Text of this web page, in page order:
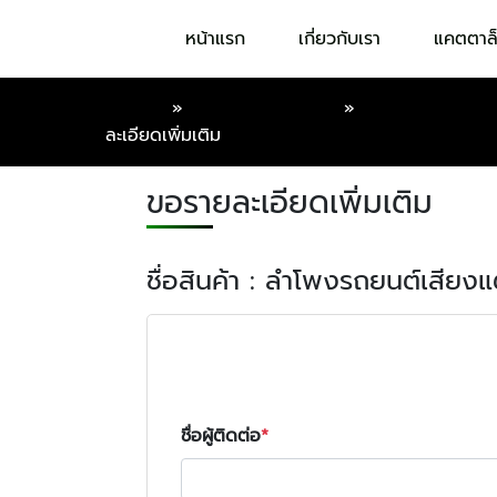
หน้าแรก เกี่ยวกับเรา แคตตา
» »
ละเอียดเพิ่มเติม
ขอรายละเอียดเพิ่มเติม
ชื่อสินค้า : ลำโพงรถยนต์เสียง
ชื่อผู้ติดต่อ